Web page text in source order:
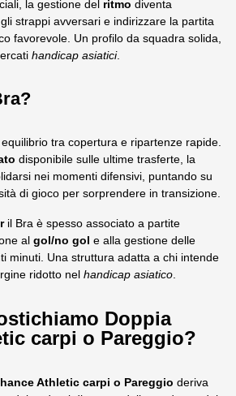
la gestione del ritmo diventa
strappi avversari e indirizzare la partita
favorevole. Un profilo da squadra solida,
handicap asiatici.
tra copertura e ripartenze rapide.
disponibile sulle ultime trasferte, la
nei momenti difensivi, puntando su
di gioco per sorprendere in transizione.
il Bra è spesso associato a partite
al gol/no gol e alla gestione delle
minuti. Una struttura adatta a chi intende
ridotto nel handicap asiatico.
Doppia
carpi o Pareggio?
Athletic carpi o Pareggio deriva